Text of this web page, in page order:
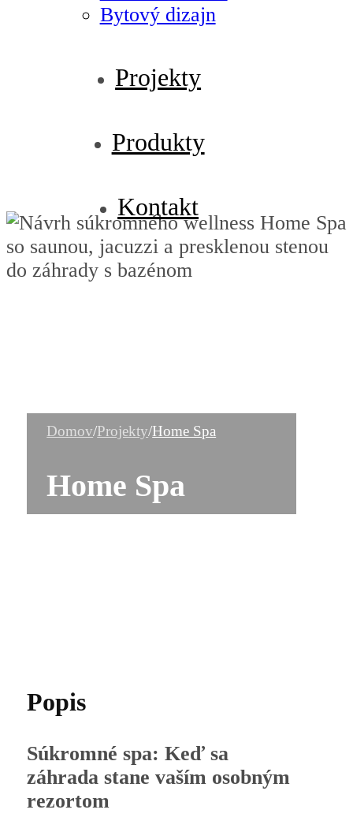
Bytový dizajn
Projekty
Produkty
Kontakt
Domov/Projekty/Home Spa
Home Spa
Popis
Súkromné spa: Keď sa
záhrada stane vaším osobným
rezortom